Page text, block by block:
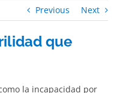
Previous Next
que
la incapacidad por